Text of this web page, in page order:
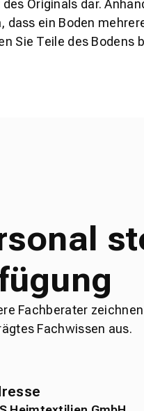
Originals dar.
ein Boden
Sie Teile des
Fachberater
Fachwissen aus.